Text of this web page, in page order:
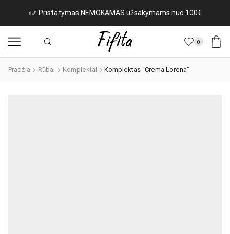
Pristatymas NEMOKAMAS užsakymams nuo 100€
0
Pradžia Rūbai Komplektai Komplektas “Crema Lorena”